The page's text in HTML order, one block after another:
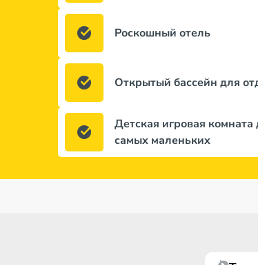
Роскошный отель
Открытый бассейн для
Детская игровая комната
самых маленьких